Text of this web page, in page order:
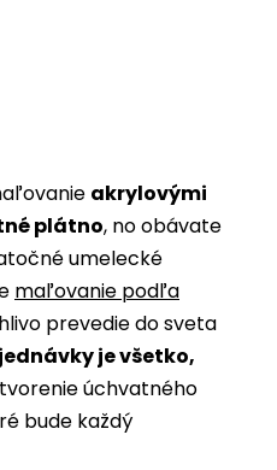
akrylovými
plátno, no obávate
umelecké
maľovanie podľa
prevedie do sveta
je všetko,
úchvatného
bude každý